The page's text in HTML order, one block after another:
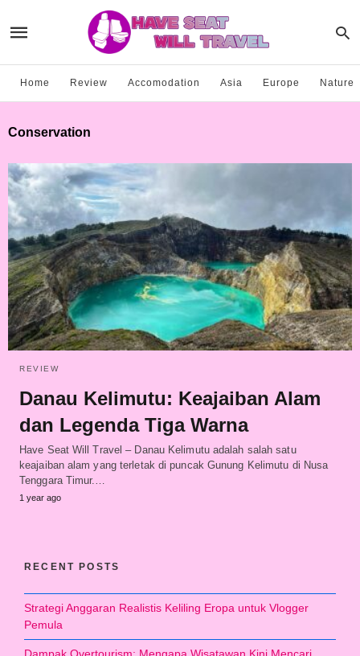
Home Review Accomodation Asia Europe Nature
Conservation
REVIEW
Danau Kelimutu: Keajaiban Alam
dan Legenda Tiga Warna
Have Seat Will Travel – Danau Kelimutu adalah salah satu
keajaiban alam yang terletak di puncak Gunung Kelimutu di Nusa
Tenggara Timur.…
1 year ago
RECENT POSTS
Strategi Anggaran Realistis Keliling Eropa untuk Vlogger
Pemula
Dampak Overtourism: Mengapa Wisatawan Kini Mencari